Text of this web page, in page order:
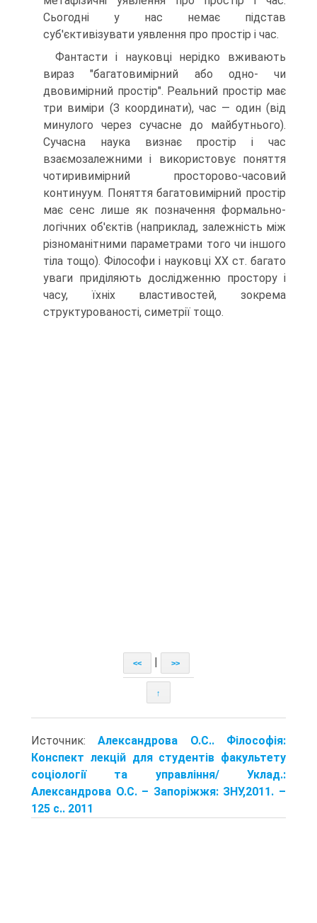
Сьогодні у нас немає підстав
суб'єктивізувати уявлення про простір і час.
Фантасти і науковці нерідко вживають
вираз "багатовимірний або одно- чи
двовимірний простір". Реальний простір має
три виміри (З координати), час — один (від
минулого через сучасне до майбутнього).
Сучасна наука визнає простір і час
взаємозалежними і використовує поняття
чотиривимірний просторово-часовий
континуум. Поняття багатовимірний простір
має сенс лише як позначення формально-
логічних об'єктів (наприклад, залежність між
різноманітними параметрами того чи іншого
тіла тощо). Філософи і науковці XX ст. багато
уваги приділяють дослідженню простору і
часу, їхніх властивостей, зокрема
структурованості, симетрії тощо.
<< >>
↑
Источник:Александрова О.С.. Філософія:
Конспект лекцій для студентів факультету
соціології та управління/ Уклад.:
Александрова О.С. – Запоріжжя: ЗНУ,2011. –
125 с.. 2011